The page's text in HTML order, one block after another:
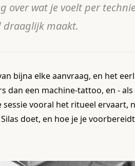
over wat je voelt per
draaglijk maakt.
bijna elke aanvraag, en het
dan een machine-tattoo, en -
vooral het ritueel ervaart,
doet, en hoe je je